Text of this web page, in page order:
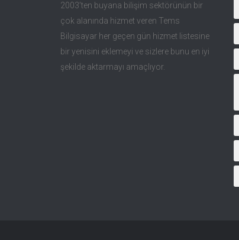
2003’ten buyana bilişim sektörünün bir
çok alanında hizmet veren Tems
Bilgisayar her geçen gün hizmet listesine
bir yenisini eklemeyi ve sizlere bunu en iyi
şekilde aktarmayı amaçlıyor.